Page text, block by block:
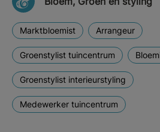
Marktbloemist Arrangeur
Groenstylist tuincentrum
Groenstylist interieurstyling
Medewerker tuincentrum